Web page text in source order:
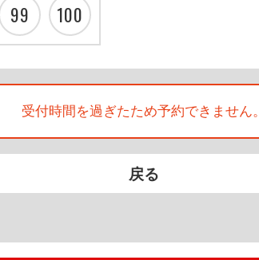
99 100
受付時間を過ぎたため予約できません。
戻る